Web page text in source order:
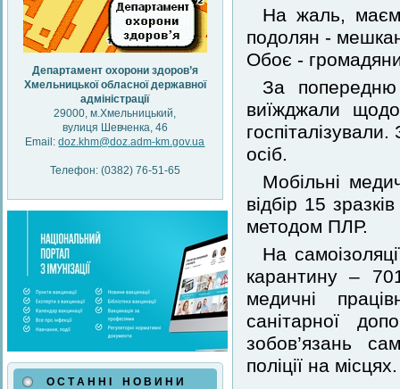
Департамент охорони здоров’я
Хмельницької обласної державної
адміністрації
29000, м.Хмельницький,
вулиця Шевченка, 46
Email:doz.khm@doz.adm-km.gov.ua
Телефон: (0382) 76-51-65
О С Т А Н Н І Н О В И Н И
На жаль,
подолян -
Обоє -
За попередню
виїжджали
осіб.
Мобільні
відбір 15
методом ПЛР.
На
карантину –
медичні
санітарної
зобов’язань
поліції на місцях.